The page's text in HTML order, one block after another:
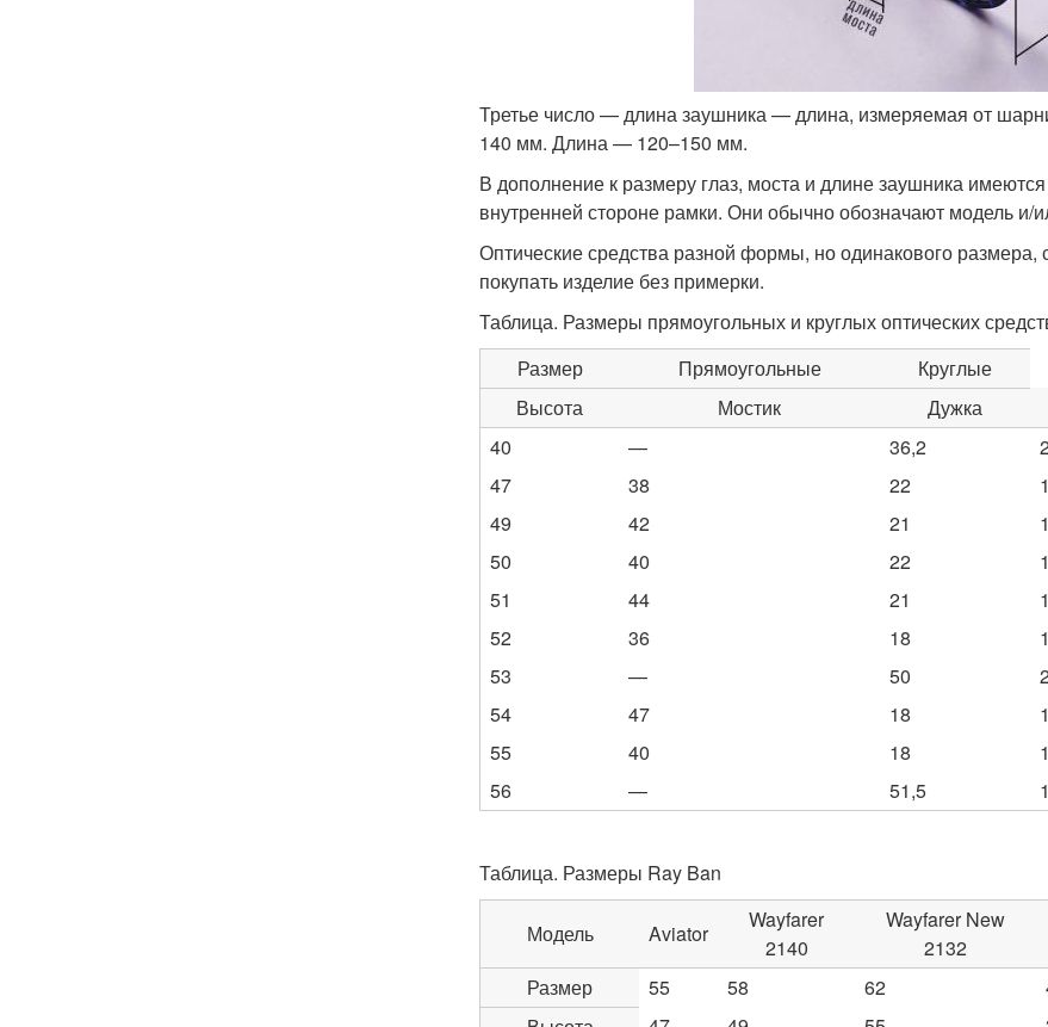
Третье число — длина заушника — длина, измеряемая от
140 мм. Длина — 120–150 мм.
В дополнение к размеру глаз, моста и длине заушника
внутренней стороне рамки. Они обычно обозначают модель и/
Оптические средства разной формы, но одинакового размера,
покупать изделие без примерки.
Таблица. Размеры прямоугольных и круглых оптических
Размер
Прямоугольные
Круглые
Высота
Мостик Дужка
40
— 36,2
47
38 22
49
42 21
50
40 22
51
44 21
52
36 18
53
— 50
54
47 18
55
40 18
56
— 51,5
Таблица. Размеры Ray Ban
Модель Aviator
Wayfarer
2140
Wayfarer New
2132
Размер
55 58 62